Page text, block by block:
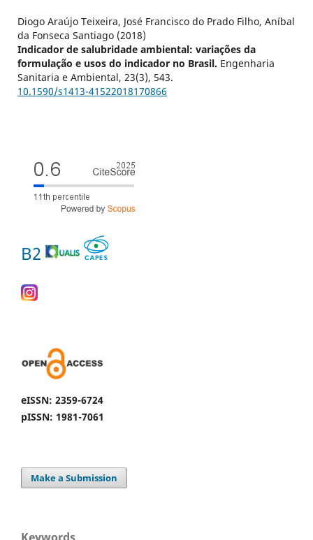
Diogo Araújo Teixeira, José Francisco do Prado Filho, Aníbal
da Fonseca Santiago (2018)
Indicador de salubridade ambiental: variações da
formulação e usos do indicador no Brasil. Engenharia
Sanitaria e Ambiental, 23(3), 543.
10.1590/s1413-41522018170866
B2
eISSN: 2359-6724
pISSN: 1981-7061
Make a Submission